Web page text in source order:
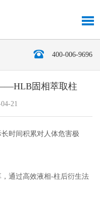
400-006-9696
固相萃取柱
21
时间积累对人体危害极
通过高效液相-柱后衍生法